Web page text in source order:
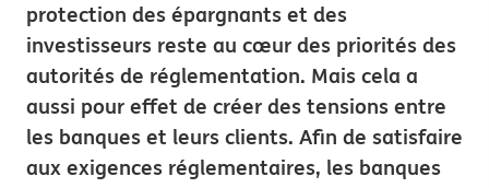
protection des épargnants et des
investisseurs reste au cœur des priorités des
autorités de réglementation. Mais cela a
aussi pour effet de créer des tensions entre
les banques et leurs clients. Afin de satisfaire
aux exigences réglementaires, les banques